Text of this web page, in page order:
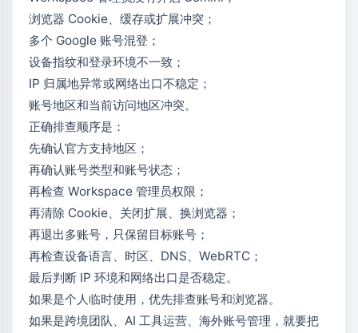
浏览器 Cookie、缓存或扩展冲突；
多个 Google 账号混登；
设备指纹和登录环境不一致；
IP 归属地异常或网络出口不稳定；
账号地区和当前访问地区冲突。
正确排查顺序是：
先确认官方支持地区；
再确认账号类型和账号状态；
再检查 Workspace 管理员权限；
再清除 Cookie、关闭扩展、换浏览器；
再退出多账号，只保留目标账号；
再检查设备语言、时区、DNS、WebRTC；
最后判断 IP 环境和网络出口是否稳定。
如果是个人临时使用，优先排查账号和浏览器。
如果是跨境团队、AI 工具运营、海外账号管理，就要把